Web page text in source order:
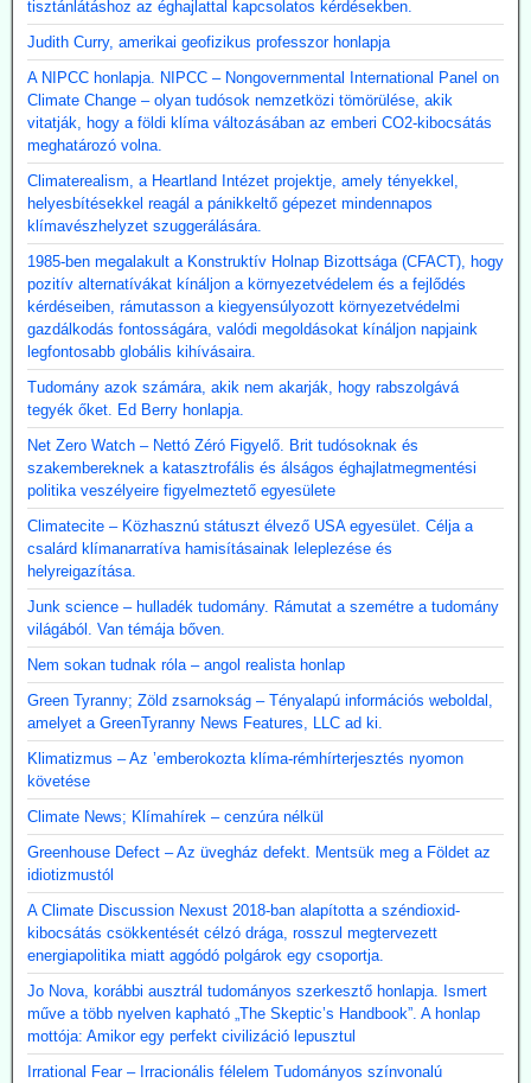
tisztánlátáshoz az éghajlattal kapcsolatos kérdésekben.
Judith Curry, amerikai geofizikus professzor honlapja
A NIPCC honlapja. NIPCC – Nongovernmental International Panel on
Climate Change – olyan tudósok nemzetközi tömörülése, akik
vitatják, hogy a földi klíma változásában az emberi CO2-kibocsátás
meghatározó volna.
Climaterealism, a Heartland Intézet projektje, amely tényekkel,
helyesbítésekkel reagál a pánikkeltő gépezet mindennapos
klímavészhelyzet szuggerálására.
1985-ben megalakult a Konstruktív Holnap Bizottsága (CFACT), hogy
pozitív alternatívákat kínáljon a környezetvédelem és a fejlődés
kérdéseiben, rámutasson a kiegyensúlyozott környezetvédelmi
gazdálkodás fontosságára, valódi megoldásokat kínáljon napjaink
legfontosabb globális kihívásaira.
Tudomány azok számára, akik nem akarják, hogy rabszolgává
tegyék őket. Ed Berry honlapja.
Net Zero Watch – Nettó Zéró Figyelő. Brit tudósoknak és
szakembereknek a katasztrofális és álságos éghajlatmegmentési
politika veszélyeire figyelmeztető egyesülete
Climatecite – Közhasznú státuszt élvező USA egyesület. Célja a
csalárd klímanarratíva hamisításainak leleplezése és
helyreigazítása.
Junk science – hulladék tudomány. Rámutat a szemétre a tudomány
világából. Van témája bőven.
Nem sokan tudnak róla – angol realista honlap
Green Tyranny; Zöld zsarnokság – Tényalapú információs weboldal,
amelyet a GreenTyranny News Features, LLC ad ki.
Klimatizmus – Az ’emberokozta klíma-rémhírterjesztés nyomon
követése
Climate News; Klímahírek – cenzúra nélkül
Greenhouse Defect – Az üvegház defekt. Mentsük meg a Földet az
idiotizmustól
A Climate Discussion Nexust 2018-ban alapította a széndioxid-
kibocsátás csökkentését célzó drága, rosszul megtervezett
energiapolitika miatt aggódó polgárok egy csoportja.
Jo Nova, korábbi ausztrál tudományos szerkesztő honlapja. Ismert
műve a több nyelven kapható „The Skeptic’s Handbook”. A honlap
mottója: Amikor egy perfekt civilizáció lepusztul
Irrational Fear – Irracionális félelem Tudományos színvonalú